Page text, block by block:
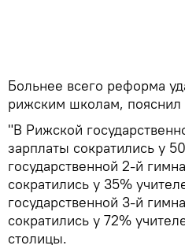
Больнее всего реформа
рижским школам, пояснил
"В Рижской
зарплаты сократились у
государственной 2-й
сократились у 35%
государственной 3-й
сократились у 72%
столицы.